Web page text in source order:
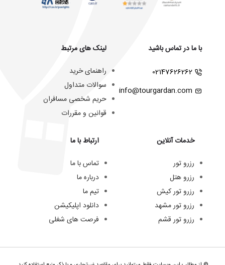
با ما در تماس باشید
02147626262
info@tourgardan.com
خدمات آنلاین
رزرو تور
رزرو هتل
رزرو تور کیش
رزرو تور مشهد
رزرو تور قشم
لینک های مرتبط
راهنمای خرید
سوالات متداول
حریم شخصی مسافران
قوانین و مقررات
ارتباط با ما
تماس با ما
درباره ما
تیم ما
دانلود اپلیکیشن
فرصت های شغلی